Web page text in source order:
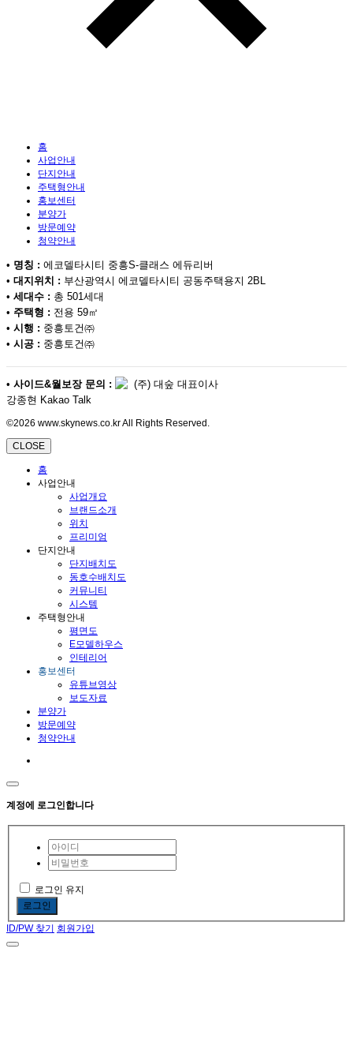
홈
사업안내
단지안내
주택형안내
홍보센터
분양가
방문예약
청약안내
• 명칭 : 에코델타시티 중흥S-클래스 에듀리버
• 대지위치 : 부산광역시 에코델타시티 공동주택용지 2BL
• 세대수 : 총 501세대
• 주택형 : 전용 59㎡
• 시행 : 중흥토건㈜
• 시공 : 중흥토건㈜
• 사이드&월보장 문의 :
(주) 대숲 대표이사
강종현 Kakao Talk
©2026 www.skynews.co.kr All Rights Reserved.
CLOSE
홈
사업안내
사업개요
브랜드소개
위치
프리미엄
단지안내
단지배치도
동호수배치도
커뮤니티
시스템
주택형안내
평면도
E모델하우스
인테리어
홍보센터
유튜브영상
보도자료
분양가
방문예약
청약안내
계정에 로그인합니다
로그인 유지
로그인
ID/PW 찾기 회원가입